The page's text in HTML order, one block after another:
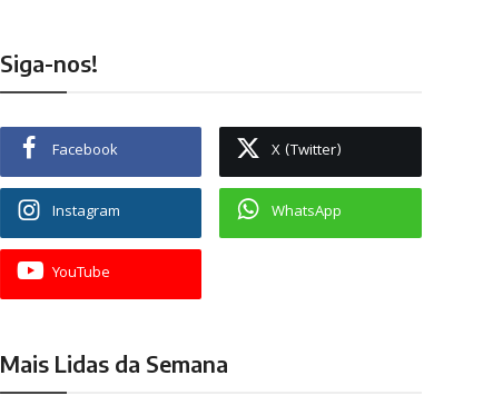
Siga-nos!
Facebook X (Twitter)
Instagram WhatsApp
YouTube
Mais Lidas da Semana